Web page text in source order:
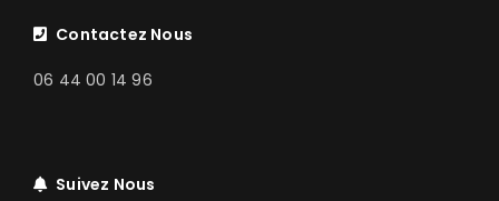
Contactez Nous
06 44 00 14 96
Suivez Nous